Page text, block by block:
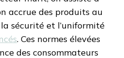
accrue des produits au
la sécurité et l’uniformité
. Ces normes élevées
des consommateurs